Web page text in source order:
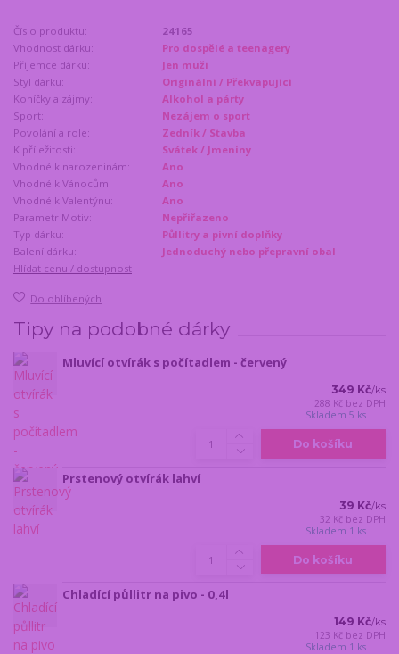
Číslo produktu:
24165
Vhodnost dárku:
Pro dospělé a teenagery
Příjemce dárku:
Jen muži
Styl dárku:
Originální / Překvapující
Koníčky a zájmy:
Alkohol a párty
Sport:
Nezájem o sport
Povolání a role:
Zedník / Stavba
K příležitosti:
Svátek / Jmeniny
Vhodné k narozeninám:
Ano
Vhodné k Vánocům:
Ano
Vhodné k Valentýnu:
Ano
Parametr Motiv:
Nepřiřazeno
Typ dárku:
Půllitry a pivní doplňky
Balení dárku:
Jednoduchý nebo přepravní obal
Hlídat cenu / dostupnost
Do oblíbených
Tipy na podobné dárky
Mluvící otvírák s počítadlem - červený
349 Kč/ks
288 Kč bez DPH
Skladem 5 ks
Do košíku
Prstenový otvírák lahví
39 Kč/ks
32 Kč bez DPH
Skladem 1 ks
Do košíku
Chladící půllitr na pivo - 0,4l
149 Kč/ks
123 Kč bez DPH
Skladem 1 ks